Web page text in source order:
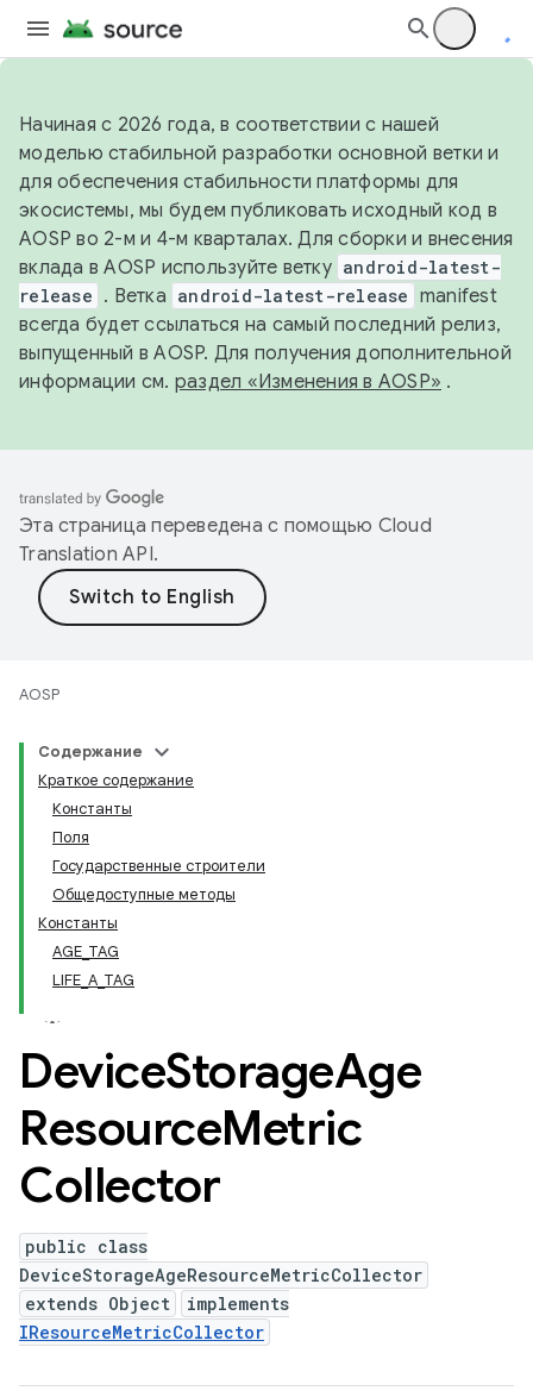
Начиная с 2026 года, в соответствии с нашей
моделью стабильной разработки основной ветки и
для обеспечения стабильности платформы для
экосистемы, мы будем публиковать исходный код в
AOSP во 2-м и 4-м кварталах. Для сборки и внесения
вклада в AOSP используйте ветку android-latest-
release . Ветка android-latest-release manifest
всегда будет ссылаться на самый последний релиз,
выпущенный в AOSP. Для получения дополнительной
информации см. раздел «Изменения в AOSP» .
Эта страница переведена с помощью Cloud
Translation API.
AOSP
Содержание
Краткое содержание
Константы
Поля
Государственные строители
Общедоступные методы
Константы
AGE_TAG
LIFE_A_TAG
DeviceStorageAge
ResourceMetric
Collector
public class
DeviceStorageAgeResourceMetricCollector
extends Object
implements
IResourceMetricCollector